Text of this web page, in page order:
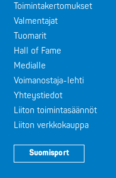
Toimintakertomukset
Valmentajat
Tuomarit
Hall of Fame
Medialle
Voimanostaja-lehti
Yhteystiedot
Liiton toimintasäännöt
Liiton verkkokauppa
Suomisport